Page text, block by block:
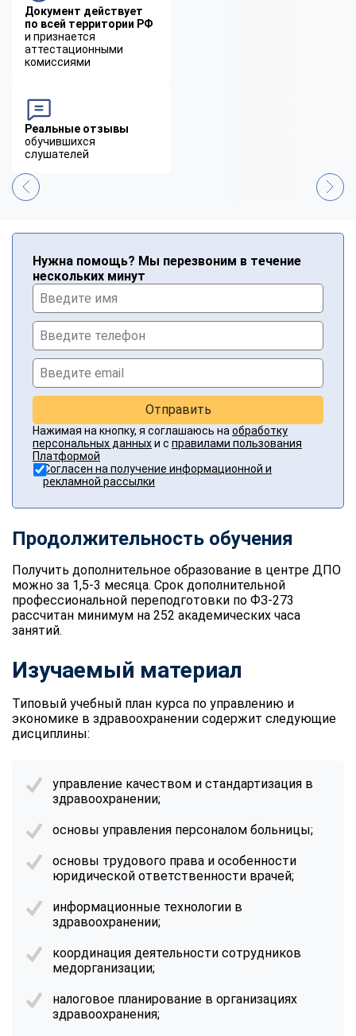
Документ действует
по всей территории РФ
и признается
аттестационными
комиссиями
Реальные отзывы
обучившихся
слушателей
Нужна помощь? Мы перезвоним в течение
нескольких минут
Отправить
Нажимая на кнопку, я соглашаюсь на обработку
персональных данныхи с правилами пользования
Платформой
Согласен на получение информационной и
рекламной рассылки
Продолжительность обучения
Получить дополнительное образование в центре ДПО
можно за 1,5-3 месяца. Срок дополнительной
профессиональной переподготовки по ФЗ-273
рассчитан минимум на 252 академических часа
занятий.
Изучаемый материал
Типовый учебный план курса по управлению и
экономике в здравоохранении содержит следующие
дисциплины:
управление качеством и стандартизация в
здравоохранении;
основы управления персоналом больницы;
основы трудового права и особенности
юридической ответственности врачей;
информационные технологии в
здравоохранении;
координация деятельности сотрудников
медорганизации;
налоговое планирование в организациях
здравоохранения;